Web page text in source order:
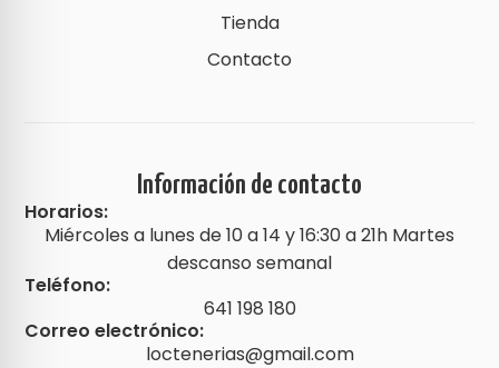
Tienda
Contacto
Información de contacto
Horarios:
Miércoles a lunes de 10 a 14 y 16:30 a 21h Martes
descanso semanal
Teléfono:
641 198 180
Correo electrónico:
loctenerias@gmail.com